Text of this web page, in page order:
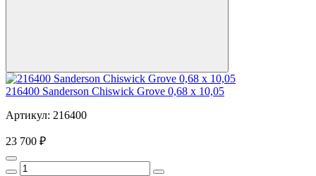
216400 Sanderson Chiswick Grove 0,68 x 10,05
Артикул: 216400
23 700 ₽